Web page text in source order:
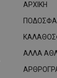
ΑΡΧΙΚΗ
ΑΛΛΑ